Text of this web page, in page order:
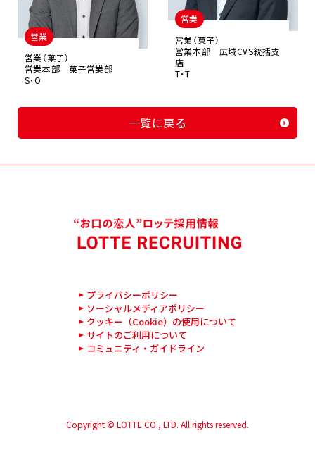
営業
営業（菓子）
営業本部 菓子営業部
S・O
営業
営業（菓子）
営業本部 広域CVS統括支
店
T・T
一覧に戻る
プライバシーポリシー
ソーシャルメディアポリシー
クッキー（Cookie）の使用について
サイトのご利用について
コミュニティ・ガイドライン
Copyright © LOTTE CO., LTD. All rights reserved.